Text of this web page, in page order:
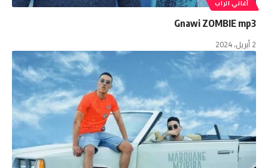
أغاني الراب
Gnawi ZOMBIE mp3
2 أبريل، 2024